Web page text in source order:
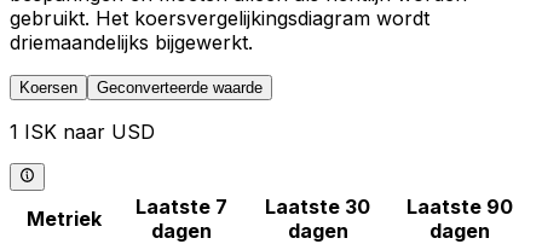
gebruikt. Het koersvergelijkingsdiagram wordt
driemaandelijks bijgewerkt.
Koersen Geconverteerde waarde
1 ISK naar USD
Metriek
Laatste 7
dagen
Laatste 30
dagen
Laatste 90
dagen